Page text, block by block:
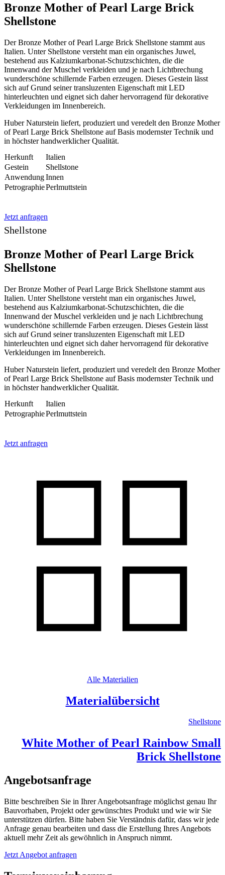
Bronze Mother of Pearl Large Brick
Shellstone
Der Bronze Mother of Pearl Large Brick Shellstone stammt aus
Italien. Unter Shellstone versteht man ein organisches Juwel,
bestehend aus Kalziumkarbonat-Schutzschichten, die die
Innenwand der Muschel verkleiden und je nach Lichtbrechung
wunderschöne schillernde Farben erzeugen. Dieses Gestein lässt
sich auf Grund seiner transluzenten Eigenschaft mit LED
hinterleuchten und eignet sich daher hervorragend für dekorative
Verkleidungen im Innenbereich.
Huber Naturstein liefert, produziert und veredelt den Bronze Mother
of Pearl Large Brick Shellstone auf Basis modernster Technik und
in höchster handwerklicher Qualität.
Herkunft
Italien
Gestein
Shellstone
AnwendungInnen
PetrographiePerlmuttstein
Jetzt anfragen
Shellstone
Bronze Mother of Pearl Large Brick
Shellstone
Der Bronze Mother of Pearl Large Brick Shellstone stammt aus
Italien. Unter Shellstone versteht man ein organisches Juwel,
bestehend aus Kalziumkarbonat-Schutzschichten, die die
Innenwand der Muschel verkleiden und je nach Lichtbrechung
wunderschöne schillernde Farben erzeugen. Dieses Gestein lässt
sich auf Grund seiner transluzenten Eigenschaft mit LED
hinterleuchten und eignet sich daher hervorragend für dekorative
Verkleidungen im Innenbereich.
Huber Naturstein liefert, produziert und veredelt den Bronze Mother
of Pearl Large Brick Shellstone auf Basis modernster Technik und
in höchster handwerklicher Qualität.
Herkunft
Italien
PetrographiePerlmuttstein
Jetzt anfragen
Alle Materialien
Materialübersicht
Shellstone
White Mother of Pearl Rainbow Small
Brick Shellstone
Angebotsanfrage
Bitte beschreiben Sie in Ihrer Angebotsanfrage möglichst genau Ihr
Bauvorhaben, Projekt oder gewünschtes Produkt und wie wir Sie
unterstützen dürfen. Bitte haben Sie Verständnis dafür, dass wir jede
Anfrage genau bearbeiten und dass die Erstellung Ihres Angebots
aktuell mehr Zeit als gewöhnlich in Anspruch nimmt.
Jetzt Angebot anfragen